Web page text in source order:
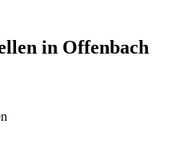
in Offenbach